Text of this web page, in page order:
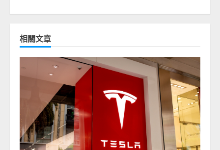
相關文章